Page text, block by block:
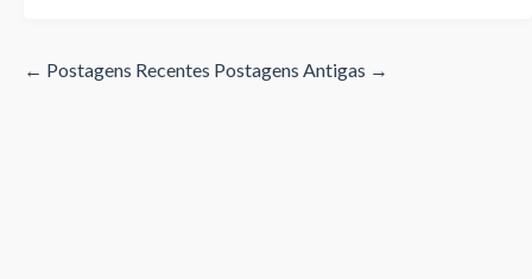
← Postagens Recentes Postagens Antigas →